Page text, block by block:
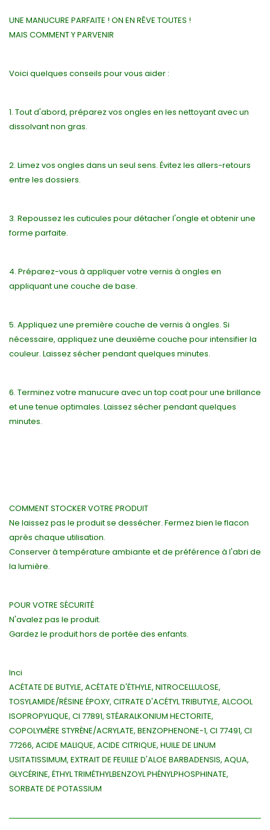
UNE MANUCURE PARFAITE ! ON EN RÊVE TOUTES !
MAIS COMMENT Y PARVENIR
Voici quelques conseils pour vous aider :
1. Tout d'abord, préparez vos ongles en les nettoyant avec un
dissolvant non gras.
2. Limez vos ongles dans un seul sens. Évitez les allers-retours
entre les dossiers.
3. Repoussez les cuticules pour détacher l'ongle et obtenir une
forme parfaite.
4. Préparez-vous à appliquer votre vernis à ongles en
appliquant une couche de base.
5. Appliquez une première couche de vernis à ongles. Si
nécessaire, appliquez une deuxième couche pour intensifier la
couleur. Laissez sécher pendant quelques minutes.
6. Terminez votre manucure avec un top coat pour une brillance
et une tenue optimales. Laissez sécher pendant quelques
minutes.
COMMENT STOCKER VOTRE PRODUIT
Ne laissez pas le produit se dessécher. Fermez bien le flacon
après chaque utilisation.
Conserver à température ambiante et de préférence à l'abri de
la lumière.
POUR VOTRE SÉCURITÉ
N'avalez pas le produit.
Gardez le produit hors de portée des enfants.
Inci
ACÉTATE DE BUTYLE, ACÉTATE D'ÉTHYLE, NITROCELLULOSE,
TOSYLAMIDE/RÉSINE ÉPOXY, CITRATE D'ACÉTYL TRIBUTYLE, ALCOOL
ISOPROPYLIQUE, CI 77891, STÉARALKONIUM HECTORITE,
COPOLYMÈRE STYRÈNE/ACRYLATE, BENZOPHENONE-1, CI 77491, CI
77266, ACIDE MALIQUE, ACIDE CITRIQUE, HUILE DE LINUM
USITATISSIMUM, EXTRAIT DE FEUILLE D'ALOE BARBADENSIS, AQUA,
GLYCÉRINE, ÉTHYL TRIMÉTHYLBENZOYL PHÉNYLPHOSPHINATE,
SORBATE DE POTASSIUM